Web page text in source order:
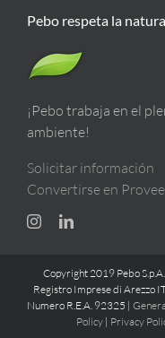
Pebo respeta la
¡Pebo trabaja en el
ambiente!
Solicitar información
Convertirse en
Copyright 2019 Pebo
Registro Imprese di Arezzo
Numero R.E.A. 92325 |
Policy | Privacy